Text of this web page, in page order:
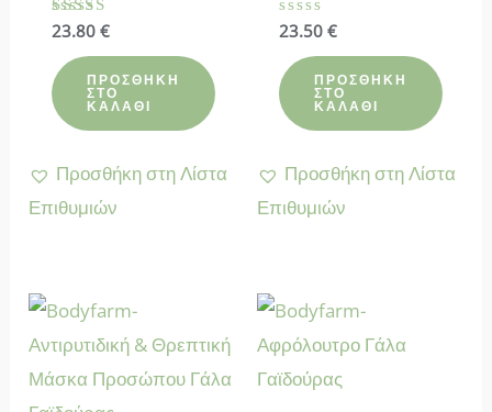
Βαθμολογήθηκε
4.88
από 5
23.80 €
ΠΡΟΣΘΉΚΗ
ΣΤΟ
ΚΑΛΆΘΙ
Προσθήκη στη Λίστα
Επιθυμιών
Βαθμολογήθηκε
από
5
23.50€
ΠΡΟΣΘΉΚΗ
ΣΤΟ
ΚΑΛΆΘΙ
Προσθήκη στη Λίστα
Επιθυμιών